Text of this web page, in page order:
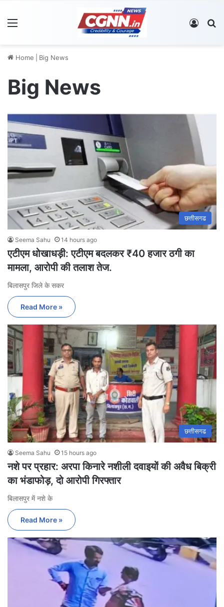
Log In
Home Big News
Big News
छत्तीसगढ
Seema Sahu 14 hours ago
एटीएम धोखाधड़ी: एटीएम बदलकर ₹40 हजार ठगी का
मामला, आरोपी की तलाश तेज.
बिलासपुर जिले के सकर
Read More »
छत्तीसगढ
Seema Sahu 15 hours ago
नशे पर प्रहार: अरपा किनारे नशीली दवाइयों की अवैध बिक्री
का भंडाफोड़, दो आरोपी गिरफ्तार
बिलासपुर में नशे के
Read More »